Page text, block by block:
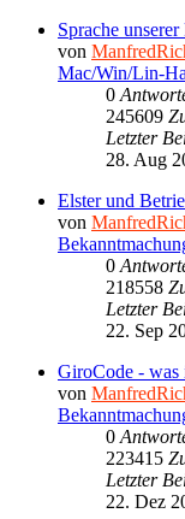
Sprache
von
Mac/Win/Lin-
0
245609
Letzter
28. Aug
Elster und
von
0
218558
Letzter
22. Sep
GiroCode - was
von
0
223415
Letzter
22. Dez